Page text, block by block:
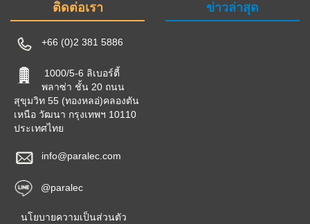
ติดต่อเรา
+66 (0)2 381 5886
1000/5-6 ลิเบอร์ตี้
พลาซ่า ชั้น 20 ถนน
สุขุมวิท 55 (ทองหลอ่)คลองตัน
เหนือ วัฒนา กรุงเทพฯ 10110
ประเทศไทย
info@paralec.com
@paralec
นโยบายความเป็นส่วนตัว
ข่าวล่าสุด